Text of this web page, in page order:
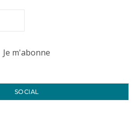
SOCIAL
sur Facebook
titval35 sur Twitter
de titval35 sur Instagram